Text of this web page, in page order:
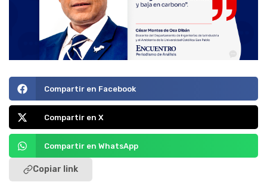
Compartir en Facebook
Compartir en X
Compartir en WhatsApp
Copiar link